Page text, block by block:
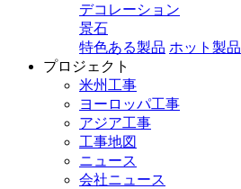
デコレーション
景石
特色ある製品 ホット製品
プロジェクト
米州工事
ヨーロッパ工事
アジア工事
工事地図
ニュース
会社ニュース